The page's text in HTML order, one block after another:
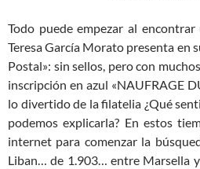
Todo puede empezar al
Teresa García Morato presenta en
Postal»: sin sellos, pero con
inscripción en azul «NAUFRAGE
lo divertido de la filatelia ¿Qué
podemos explicarla? En estos
internet para comenzar la
Liban… de 1.903… entre Marsella